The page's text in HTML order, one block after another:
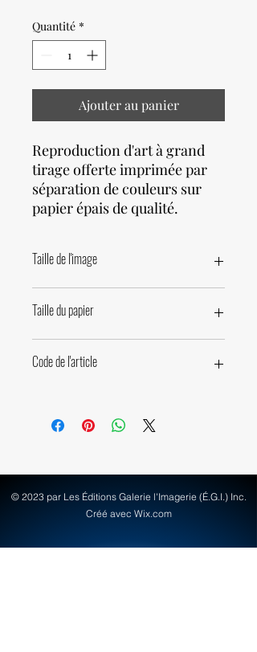
Quantité *
Ajouter au panier
Reproduction d'art à grand
tirage offerte imprimée par
séparation de couleurs sur
papier épais de qualité.
Taille de l'image
Taille du papier
Code de l'article
© 2023 par Les Éditions Galerie l'Imagerie (É.G.I.) Inc.
Créé avec Wix.com